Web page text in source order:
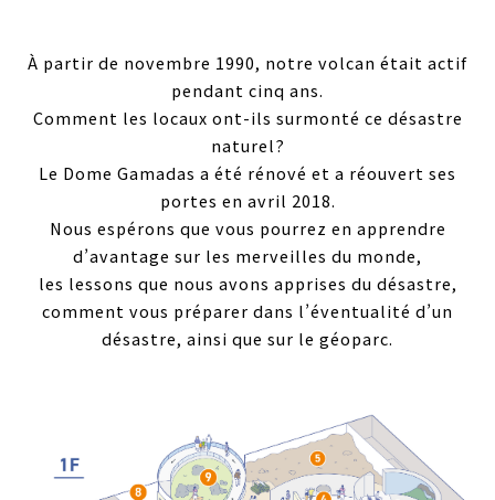
À partir de novembre 1990, notre volcan était actif
pendant cinq ans.
Comment les locaux ont-ils surmonté ce désastre
naturel?
Le Dome Gamadas a été rénové et a réouvert ses
portes en avril 2018.
Nous espérons que vous pourrez en apprendre
d’avantage sur les merveilles du monde,
les lessons que nous avons apprises du désastre,
comment vous préparer dans l’éventualité d’un
désastre, ainsi que sur le géoparc.